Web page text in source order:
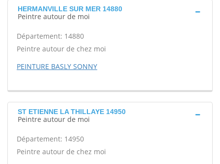
HERMANVILLE SUR MER 14880
Peintre autour de moi
Département: 14880
Peintre autour de chez moi
PEINTURE BASLY SONNY
ST ETIENNE LA THILLAYE 14950
Peintre autour de moi
Département: 14950
Peintre autour de chez moi